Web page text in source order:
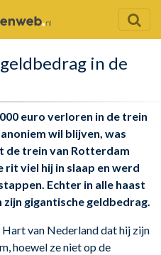
in de
euro verloren in de trein
wil blijven, was
de trein van Rotterdam
viel hij in slaap en werd
Echter in alle haast
gigantische geldbedrag.
van Nederland dat hij zijn
hoewel ze niet op de